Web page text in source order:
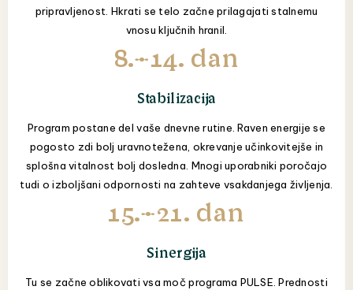
pripravljenost. Hkrati se telo začne prilagajati stalnemu
vnosu ključnih hranil.
8.–14. dan
Stabilizacija
Program postane del vaše dnevne rutine. Raven energije se
pogosto zdi bolj uravnotežena, okrevanje učinkovitejše in
splošna vitalnost bolj dosledna. Mnogi uporabniki poročajo
tudi o izboljšani odpornosti na zahteve vsakdanjega življenja.
15.–21. dan
Sinergija
Tu se začne oblikovati vsa moč programa PULSE. Prednosti